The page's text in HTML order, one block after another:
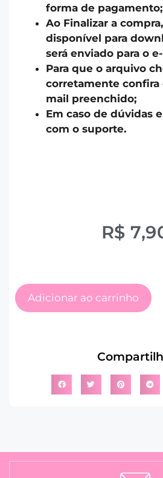
forma de pagamento;
Ao Finalizar a
disponível para
será enviado para o
Para que o arquivo
corretamente confira
mail preenchido;
Em caso de dúvidas
com o suporte.
R$
Adicionar ao carrinho